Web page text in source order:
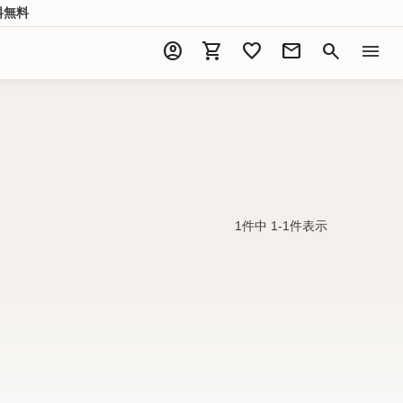
無料
account_circle shopping_cart favorite mail search menu
1件中 1-1件表示